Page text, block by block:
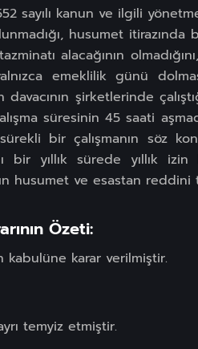
sayılı kanun ve ilgili
husumet itirazında
alacağının
yalnızca emeklilik günü
şirketlerinde
süresinin 45 saati
bir çalışmanın söz
bir yıllık sürede yıllık izin
husumet ve esastan
Özeti:
kabulüne karar verilmiştir.
temyiz etmiştir.